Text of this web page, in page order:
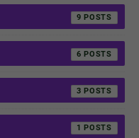
9
6
3
1